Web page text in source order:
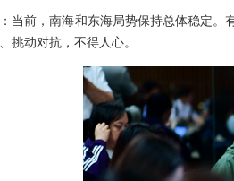
当前，南海和东海局势保持总体稳定。
挑动对抗，不得人心。